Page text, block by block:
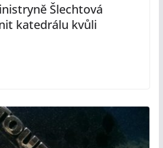
Šlechtová
katedrálu kvůli